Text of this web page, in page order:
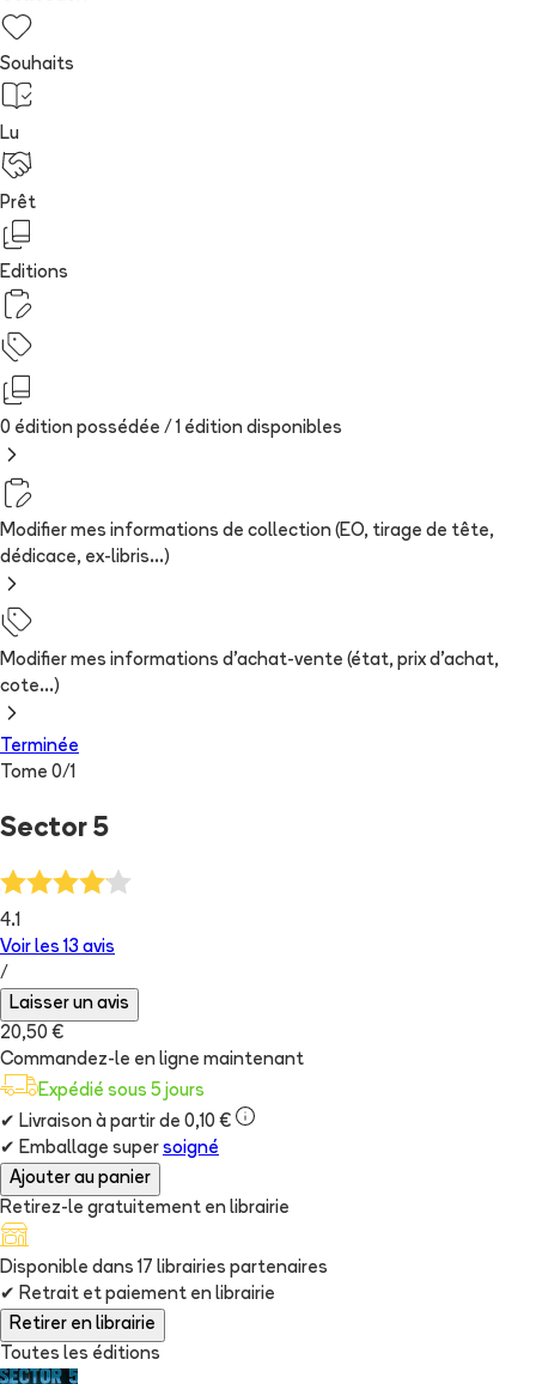
Souhaits
Lu
Prêt
Editions
0 édition possédée / 1 édition disponibles
Modifier mes informations de collection (EO, tirage de tête,
dédicace, ex-libris...)
Modifier mes informations d'achat-vente (état, prix d'achat,
cote...)
Terminée
Tome 0/1
Sector 5
4.1
Voir les 13 avis
/
Laisser un avis
20,50 €
Commandez-le en ligne maintenant
Expédié sous 5 jours
✔ Livraison à partir de 0,10 €
✔ Emballage super soigné
Ajouter au panier
Retirez-le gratuitement en librairie
Disponible dans 17 librairies partenaires
✔ Retrait et paiement en librairie
Retirer en librairie
Toutes les éditions